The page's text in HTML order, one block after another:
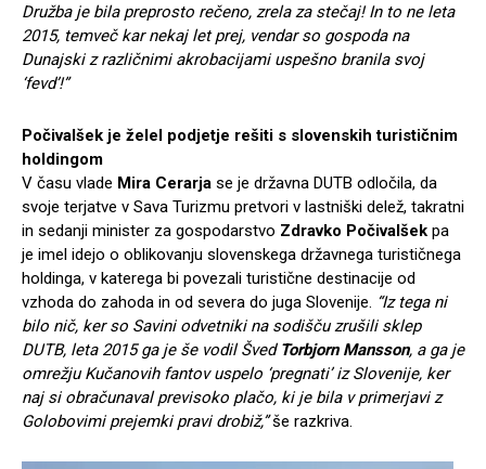
Družba je bila preprosto rečeno, zrela za stečaj! In to ne leta
2015, temveč kar nekaj let prej, vendar so gospoda na
Dunajski z različnimi akrobacijami uspešno branila svoj
‘fevd’!”
Počivalšek je želel podjetje rešiti s slovenskih turističnim
holdingom
V času vlade Mira Cerarja se je državna DUTB odločila, da
svoje terjatve v Sava Turizmu pretvori v lastniški delež, takratni
in sedanji minister za gospodarstvo Zdravko Počivalšek pa
je imel idejo o oblikovanju slovenskega državnega turističnega
holdinga, v katerega bi povezali turistične destinacije od
vzhoda do zahoda in od severa do juga Slovenije. “Iz tega ni
bilo nič, ker so Savini odvetniki na sodišču zrušili sklep
DUTB, leta 2015 ga je še vodil Šved Torbjorn Mansson, a ga je
omrežju Kučanovih fantov uspelo ‘pregnati’ iz Slovenije, ker
naj si obračunaval previsoko plačo, ki je bila v primerjavi z
Golobovimi prejemki pravi drobiž,”še razkriva.